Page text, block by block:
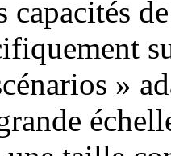
capacités
»